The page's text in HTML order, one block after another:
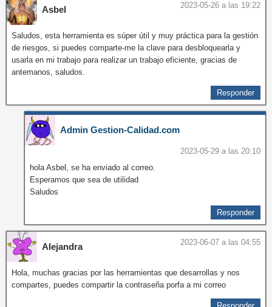
Asbel 2023-05-26 a las 19:22
Saludos, esta herramienta es súper útil y muy práctica para la gestión
de riesgos, si puedes comparte-me la clave para desbloquearla y
usarla en mi trabajo para realizar un trabajo eficiente, gracias de
antemanos, saludos.
Responder
Admin Gestion-Calidad.com
2023-05-29 a las 20:10
hola Asbel, se ha enviado al correo.
Esperamos que sea de utilidad
Saludos
Responder
Alejandra 2023-06-07 a las 04:55
Hola, muchas gracias por las herramientas que desarrollas y nos
compartes, puedes compartir la contraseña porfa a mi correo